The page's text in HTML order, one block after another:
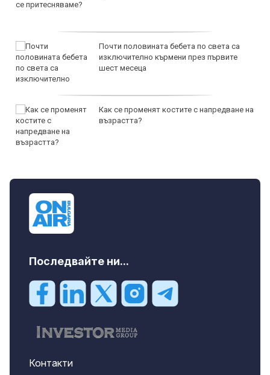
Почти половината бебета по света са
изключително кърмени през първите
шест месеца
Как се променят костите с напредване на
възрастта?
Последвайте ни...
Контакти